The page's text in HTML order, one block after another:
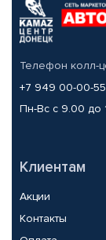
Телефон колл-
+7 949 00-00-
Пн-Вс с 9.00 до
Клиентам
Акции
Контакты